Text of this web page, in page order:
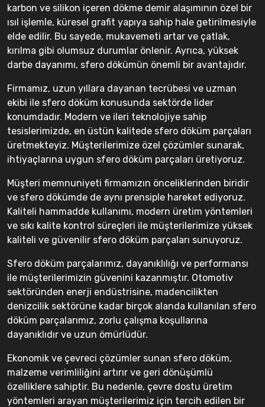
karbon ve silikon içeren dökme demir alaşımının özel bir
ısıl işlemle, küresel grafit yapıya sahip hale getirilmesiyle
elde edilir. Bu sayede, mukavemeti artar ve çatlak,
kırılma gibi olumsuz durumlar önlenir. Ayrıca, yüksek
darbe dayanımı, sfero dökümün önemli bir avantajıdır.
Firmamız, uzun yıllara dayanan tecrübesi ve uzman
ekibi ile sfero döküm konusunda sektörde lider
konumdadır. Modern ve ileri teknolojiye sahip
tesislerimizde, en üstün kalitede sfero döküm parçaları
üretmekteyiz. Müşterilerimize özel çözümler sunarak,
ihtiyaçlarına uygun sfero döküm parçaları üretiyoruz.
Müşteri memnuniyeti firmamızın önceliklerinden biridir
ve sfero dökümde de aynı prensiple hareket ediyoruz.
Kaliteli hammadde kullanımı, modern üretim yöntemleri
ve sıkı kalite kontrol süreçleri ile müşterilerimize yüksek
kaliteli ve güvenilir sfero döküm parçaları sunuyoruz.
Sfero döküm parçalarımız, dayanıklılığı ve performansı
ile müşterilerimizin güvenini kazanmıştır. Otomotiv
sektöründen enerji endüstrisine, madencilikten
denizcilik sektörüne kadar birçok alanda kullanılan sfero
döküm parçalarımız, zorlu çalışma koşullarına
dayanıklıdır ve uzun ömürlüdür.
Ekonomik ve çevreci çözümler sunan sfero döküm,
malzeme verimliliğini artırır ve geri dönüşümlü
özelliklere sahiptir. Bu nedenle, çevre dostu üretim
yöntemleri arayan müşterilerimiz için tercih edilen bir